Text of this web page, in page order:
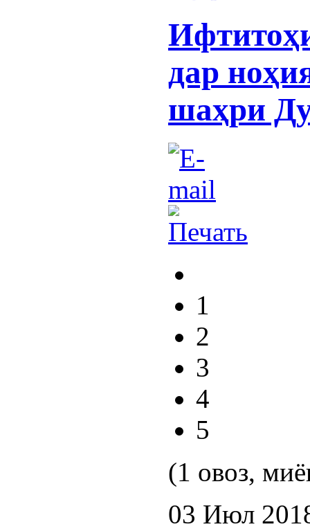
дар
шаҳри
1
2
3
4
5
(1 овоз,
03 Июл